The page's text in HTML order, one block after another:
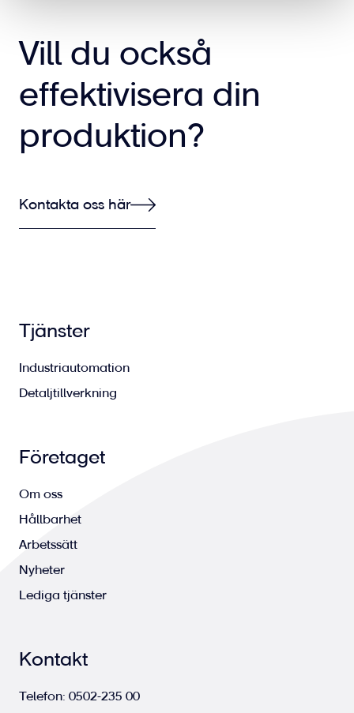
Vill du också
effektivisera din
produktion?
Kontakta oss här
Tjänster
Industriautomation
Detaljtillverkning
Företaget
Om oss
Hållbarhet
Arbetssätt
Nyheter
Lediga tjänster
Kontakt
Telefon: 0502-235 00